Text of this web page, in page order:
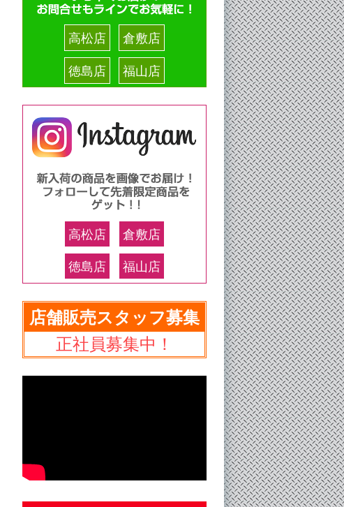
高松店
倉敷店
徳島店
福山店
高松店
倉敷店
徳島店
福山店
店舗販売スタッフ募集
正社員募集中！